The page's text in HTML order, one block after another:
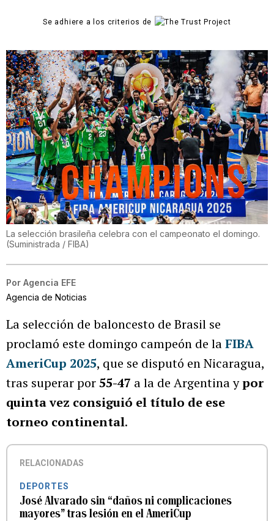
Se adhiere a los criterios de
La selección brasileña celebra con el campeonato el domingo.
(Suministrada / FIBA)
Por Agencia EFE
Agencia de Noticias
La selección de baloncesto de Brasil se
proclamó este domingo campeón de laFIBA
AmeriCup 2025, que se disputó en Nicaragua,
tras superar por55-47 a la de Argentina ypor
quinta vez consiguió el título de ese
torneo continental.
RELACIONADAS
DEPORTES
José Alvarado sin “daños ni complicaciones
mayores” tras lesión en el AmeriCup